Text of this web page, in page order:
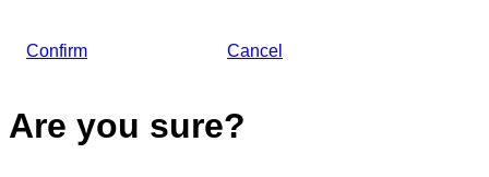
Confirm Cancel
Are you sure?